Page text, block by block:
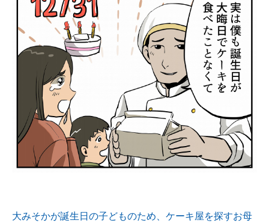
大みそかが誕生日の子どものため、ケーキ屋を探すお母